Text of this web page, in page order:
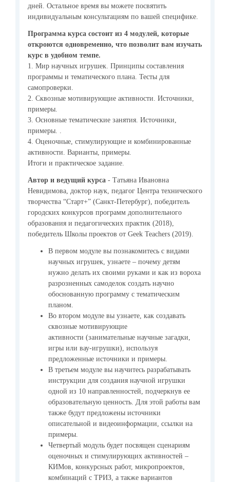
дней. Остальное время вы можете посвятить
индивидуальным консультациям по вашей специфике.
Программа курса состоит из 4 модулей, которые
откроются одновременно, что позволит вам изучать
курс в удобном темпе.
1. Мир научных игрушек. Принципы составления
программы и тематического плана. Тесты для
самопроверки.
2. Сквозные мотивирующие активности. Источники,
примеры.
3. Основные тематические занятия. Источники,
примеры. .
4. Оценочные, стимулирующие и комбинированные
активности. Варианты, примеры.
Итоги и практическое задание.
Автор и ведущий курса - Татьяна Ивановна
Невидимова, доктор наук, педагог Центра технического
творчества “Старт+” (Санкт-Петербург), победитель
городских конкурсов программ дополнительного
образования и педагогических практик (2018),
победитель Школы проектов от Geek Teachers (2019).
В первом модуле вы познакомитесь с видами
научных игрушек, узнаете – почему детям
нужно делать их своими руками и как из вороха
разрозненных самоделок создать научно
обоснованную программу с тематическим
планом.
Во втором модуле вы узнаете, как создавать
сквозные мотивирующие
активности (занимательные научные загадки,
игры или вау-игрушки), используя
предложенные источники и примеры.
В третьем модуле вы научитесь разрабатывать
инструкции для создания научной игрушки
одной из 10 направленностей, подчеркнув ее
образовательную ценность. Для этой работы вам
также будут предложены источники
описательной и видеоинформации, ссылки на
примеры.
Четвертый модуль будет посвящен сценариям
оценочных и стимулирующих активностей –
КИМов, конкурсных работ, микропроектов,
комбинаций с ТРИЗ, а также вариантов